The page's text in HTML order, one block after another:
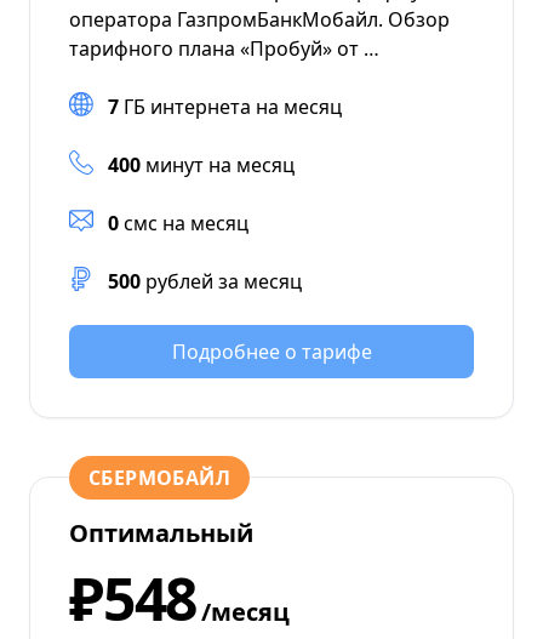
оператора ГазпромБанкМобайл. Обзор
тарифного плана «Пробуй» от …
7 ГБ интернета на месяц
400 минут на месяц
0смс на месяц
500 рублей за месяц
Подробнее о тарифе
СБЕРМОБАЙЛ
Оптимальный
₽548/месяц